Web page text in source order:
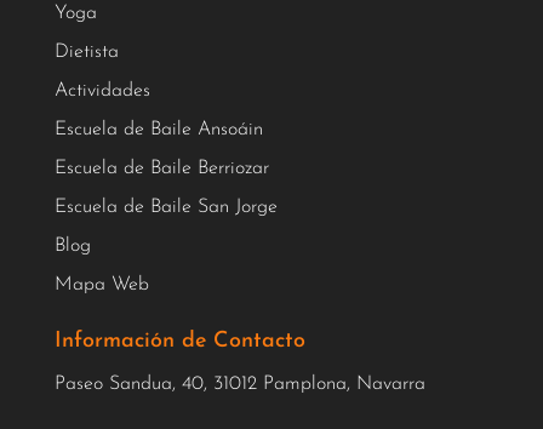
Yoga
Dietista
Actividades
Escuela de Baile Ansoáin
Escuela de Baile Berriozar
Escuela de Baile San Jorge
Blog
Mapa Web
Información de Contacto
Paseo Sandua, 40, 31012 Pamplona, Navarra